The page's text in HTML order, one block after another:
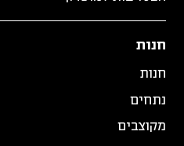
חנות
חנות
נתחים
מקוצבים